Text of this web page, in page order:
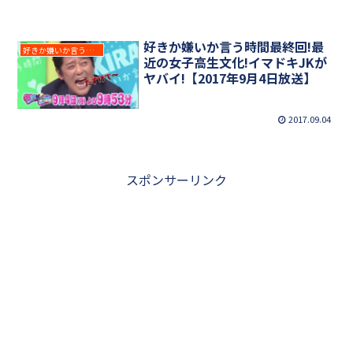
好きか嫌いか言う時間
好きか嫌いか言う時間最終回!最
近の女子高生文化!イマドキJKが
ヤバイ!【2017年9月4日放送】
2017.09.04
スポンサーリンク